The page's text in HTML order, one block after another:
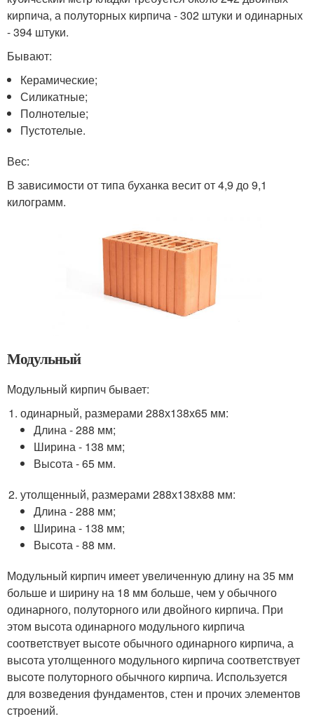
кирпича, а полуторных кирпича - 302 штуки и одинарных
- 394 штуки.
Бывают:
Керамические;
Силикатные;
Полнотелые;
Пустотелые.
Вес:
В зависимости от типа буханка весит от 4,9 до 9,1
килограмм.
Модульный
Модульный кирпич бывает:
одинарный, размерами 288х138х65 мм:
Длина - 288 мм;
Ширина - 138 мм;
Высота - 65 мм.
утолщенный, размерами 288х138х88 мм:
Длина - 288 мм;
Ширина - 138 мм;
Высота - 88 мм.
Модульный кирпич имеет увеличенную длину на 35 мм
больше и ширину на 18 мм больше, чем у обычного
одинарного, полуторного или двойного кирпича. При
этом высота одинарного модульного кирпича
соответствует высоте обычного одинарного кирпича, а
высота утолщенного модульного кирпича соответствует
высоте полуторного обычного кирпича. Используется
для возведения фундаментов, стен и прочих элементов
строений.